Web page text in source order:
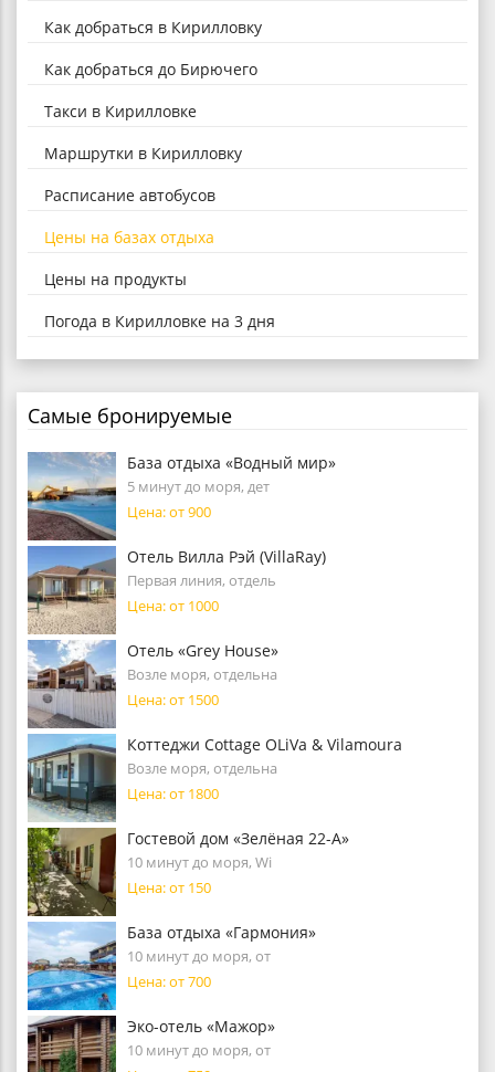
Как добраться в Кирилловку
Как добраться до Бирючего
Такси в Кирилловке
Маршрутки в Кирилловку
Расписание автобусов
Цены на базах отдыха
Цены на продукты
Погода в Кирилловке на 3 дня
Самые бронируемые
База отдыха «Водный мир»
5 минут до моря, дет
Цена: от 900
Отель Вилла Рэй (VillaRay)
Первая линия, отдель
Цена: от 1000
Отель «Grey House»
Возле моря, отдельна
Цена: от 1500
Коттеджи Cottage OLiVa & Vilamoura
Возле моря, отдельна
Цена: от 1800
Гостевой дом «Зелёная 22-А»
10 минут до моря, Wi
Цена: от 150
База отдыха «Гармония»
10 минут до моря, от
Цена: от 700
Эко-отель «Мажор»
10 минут до моря, от